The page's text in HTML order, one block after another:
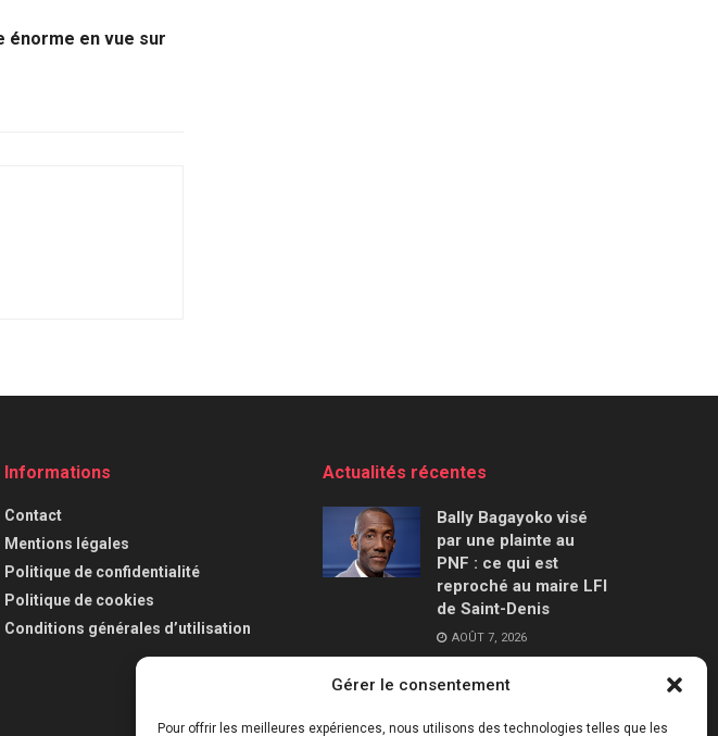
Gérer le consentement
Pour offrir les meilleures expériences, nous utilisons des technologies telles que les
énorme en vue sur
Informations
Contact
Mentions légales
Politique de confidentialité
Politique de cookies
Conditions générales d’utilisation
Actualités récentes
Bally Bagayoko visé
par une plainte au
PNF : ce qui est
reproché au maire LFI
de Saint-Denis
AOÛT 7, 2026
Mercato : le Barça